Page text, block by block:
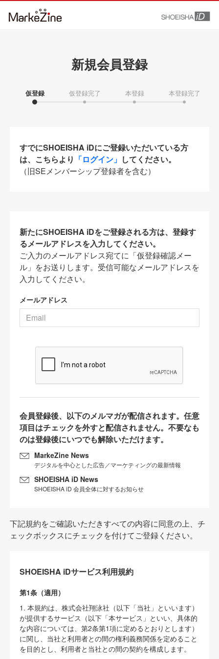
新規会員登録
仮登録 仮登録完了 本登録 本登録完了
すでにSHOEISHA iDにご登録いただいている方
は、こちらより 「ログイン」 してください。
（旧SEメンバーシップ登録者を含む）
新たにSHOEISHA iDをご登録される方は、登録す
るメールアドレスを入力してください。
ご入力のメールアドレス宛てに「仮登録確認メー
ル」をお送りします。受信可能なメールアドレスを
入力してください。
メールアドレス
会員登録後、以下のメルマガが配信されます。任意
項目はチェックを外すと配信されません。不要なも
のは登録後にいつでも解除いただけます。
MarkeZine News
デジタルを中心とした広告／マーケティングの最新情報
SHOEISHA iD News
SHOEISHA iD 会員全体に対するお知らせ
下記規約をご確認いただきすべての内容に同意の上、チ
ェックボックスにチェックを付けてご登録ください。
SHOEISHA iDサービス利用規約
第1条（適用）
1. 本規約は、株式会社翔泳社（以下「当社」といいます）
が提供するサービス（以下「本サービス」といい、具体的
な内容については、第2条第1項に定めるとおりとします）
に関し、当社と利用者との間の権利義務関係を定めること
を目的とし、利用者と当社との間の契約を構成します。